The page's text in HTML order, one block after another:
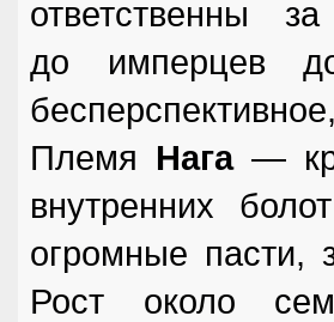
ответственны
до имперцев
Племя Нага—
внутренних
огромные пасти,
Рост около